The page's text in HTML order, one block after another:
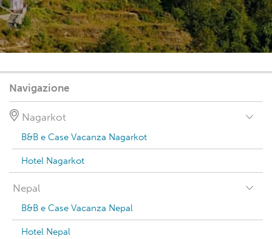
Navigazione
Nagarkot
B&B e Case Vacanza Nagarkot
Hotel Nagarkot
Nepal
B&B e Case Vacanza Nepal
Hotel Nepal